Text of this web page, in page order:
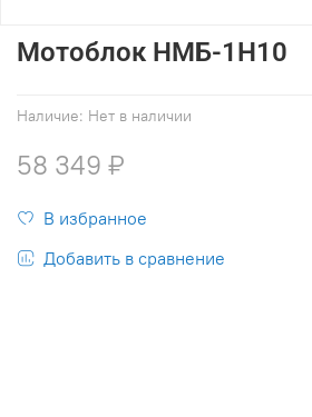
Наличие: Нет в наличии
Мотоблок НМБ-1Н10
58 349 ₽
В избранное
Добавить в сравнение